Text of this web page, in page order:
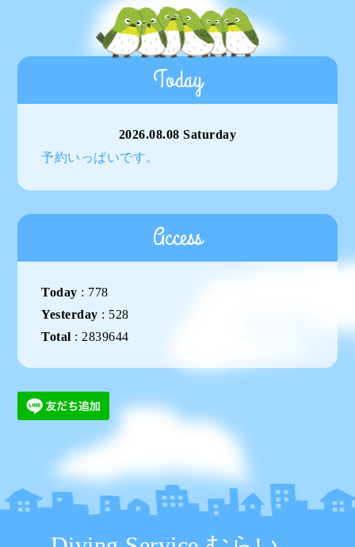
Today
2026.08.08 Saturday
予約いっぱいです。
Access
Today : 778
Yesterday : 528
Total : 2839644